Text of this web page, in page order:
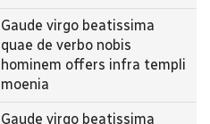
Gaude virgo beatissima
quae de verbo nobis
hominem offers infra templi
moenia
Gaude virgo beatissima